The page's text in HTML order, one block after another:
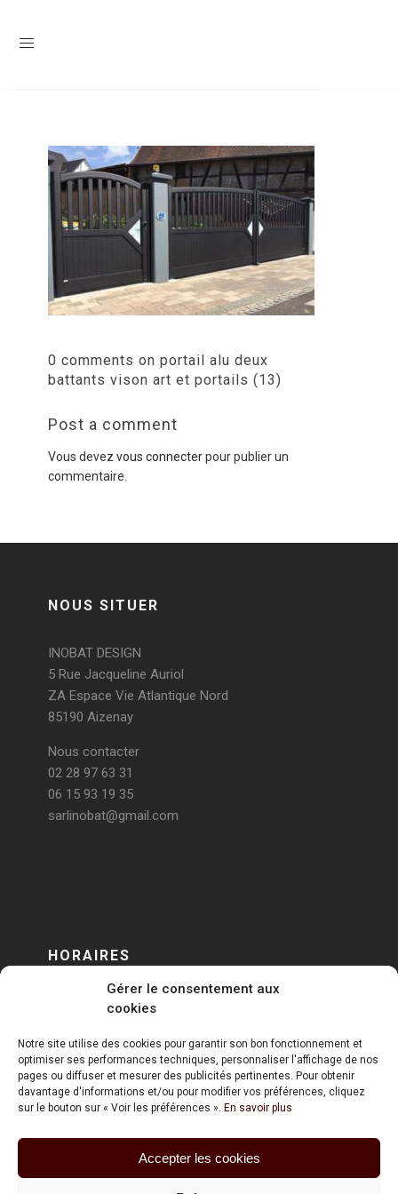
Gérer le consentement aux
cookies
Notre site utilise des cookies pour garantir son bon fonctionnement et
optimiser ses performances techniques, personnaliser l'affichage de nos
pages ou diffuser et mesurer des publicités pertinentes. Pour obtenir
davantage d'informations et/ou pour modifier vos préférences, cliquez
sur le bouton sur « Voir les préférences ». En savoir plus
Accepter les cookies
0 comments on portail alu deux
battants vison art et portails (13)
Post a comment
Vous devez vous connecterpour publier un
commentaire.
NOUS SITUER
INOBAT DESIGN
5 Rue Jacqueline Auriol
ZA Espace Vie Atlantique Nord
85190 Aizenay
Nous contacter
02 28 97 63 31
06 15 93 19 35
sarlinobat@gmail.com
HORAIRES
DU LUNDI AU VENDREDI